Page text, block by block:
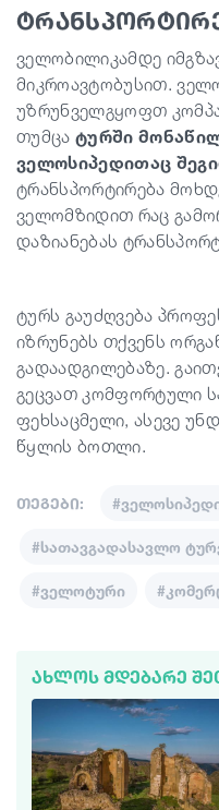
ველობილიკამდე
მიკროავტობუსით.
უზრუნველგყოფთ
თუმცა ტურში
ველოსიპედითაც
ტრანსპორტირება
ველომზიდით რაც
დაზიანებას
ტურს გაუძღვება
იზრუნებს თქვენს
გადაადგილებაზე.
გეცვათ კომფორტული
ფეხსაცმელი, ასევე
წყლის ბოთლი.
თეგები:
#სათავგადასავლო
#ველოტური
ᲐᲮᲚᲝᲡ ᲛᲓᲔᲑᲐᲠᲔ